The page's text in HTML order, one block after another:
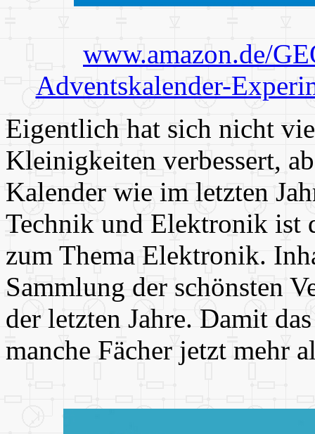
www.amazon.de/
Adventskalender-
Eigentlich hat sich nicht
Kleinigkeiten verbessert,
Kalender wie im letzten
Technik und Elektronik ist
zum Thema Elektronik.
Sammlung der schönsten
der letzten Jahre. Damit
manche Fächer jetzt mehr